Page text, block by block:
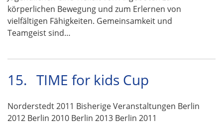
körperlichen Bewegung und zum Erlernen von
vielfältigen Fähigkeiten. Gemeinsamkeit und
Teamgeist sind…
15. TIME for kids Cup
Norderstedt 2011 Bisherige Veranstaltungen Berlin
2012 Berlin 2010 Berlin 2013 Berlin 2011